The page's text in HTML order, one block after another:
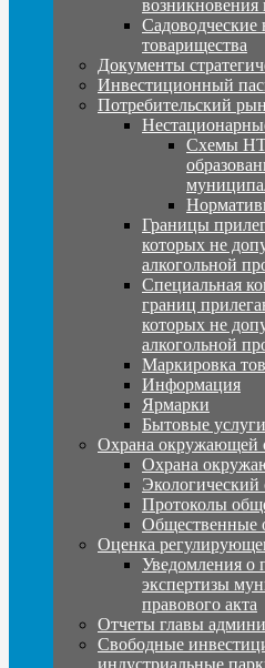
Садоводческие
товарищества
Документы
Инвестиционный
Потребительский
Схемы
Границы
которых не
алкогольной
Специальная
границ
которых не
алкогольной
Маркировка
Информация
Ярмарки
Бытовые
Охрана окружающей
Охрана
Экологический
Протоколы
Общественные
Оценка
Уведомления о
экспертизы
правового акта
Отчеты главы
Свободные
индустриальные